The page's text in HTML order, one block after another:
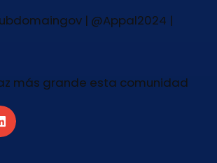
| @Appal2024 |
más grande esta comunidad